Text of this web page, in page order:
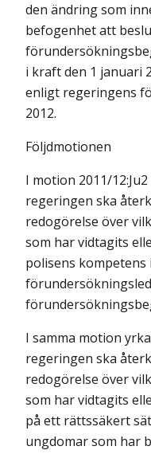
den ändring som
befogenhet att
i kraft den 1 januari
enligt regeringens
2012.
Följdmotionen
I motion 2011/
regeringen ska
redogörelse över
som har vidtagits
polisens
I samma motion
regeringen ska
redogörelse över
som har vidtagits
på ett rättssäkert
ungdomar som har